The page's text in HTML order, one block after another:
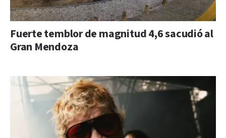
Fuerte temblor de magnitud 4,6 sacudió al
Gran Mendoza